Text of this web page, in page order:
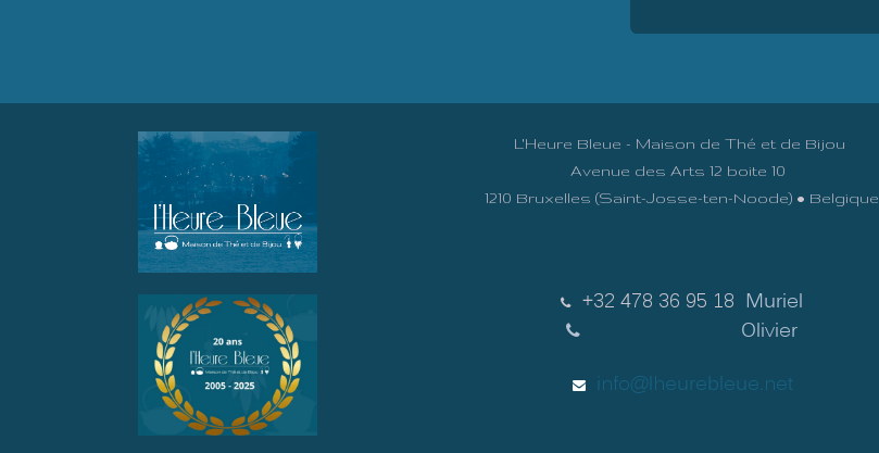
L'Heure Bleue - Maison de Thé et de Bijou
Avenue des Arts 12 boite 10
1210 Bruxelles (Saint-Josse-ten-Noode) • Belgique
+32 478 36 95 18 Muriel
Olivier
info@lheurebleue.net